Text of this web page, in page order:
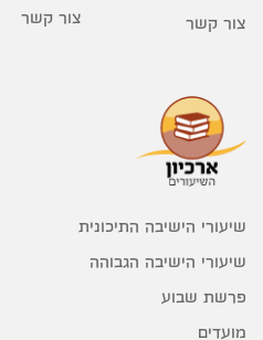
צור קשר
צור קשר
שיעורי הישיבה התיכונית
שיעורי הישיבה הגבוהה
פרשת שבוע
מועדים